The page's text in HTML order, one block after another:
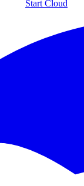
Start Cloud